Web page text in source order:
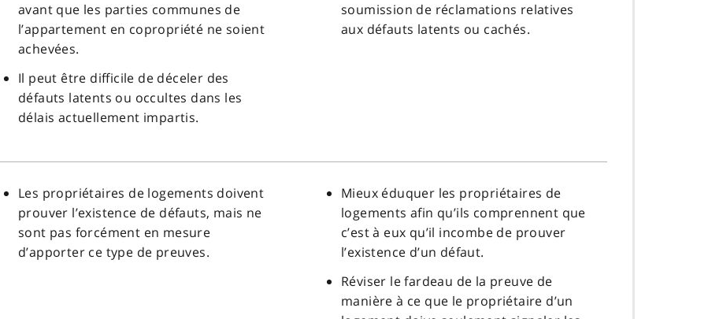
avant que les parties communes de
l’appartement en copropriété ne soient
achevées.
Il peut être difficile de déceler des
défauts latents ou occultes dans les
délais actuellement impartis.
soumission de réclamations relatives
aux défauts latents ou cachés.
Les propriétaires de logements doivent
prouver l’existence de défauts, mais ne
sont pas forcément en mesure
d’apporter ce type de preuves.
Mieux éduquer les propriétaires de
logements afin qu’ils comprennent que
c’est à eux qu’il incombe de prouver
l’existence d’un défaut.
Réviser le fardeau de la preuve de
manière à ce que le propriétaire d’un